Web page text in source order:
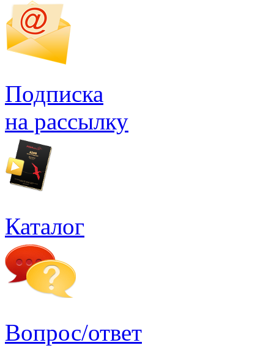
Подписка
на рассылку
Каталог
Вопрос/ответ